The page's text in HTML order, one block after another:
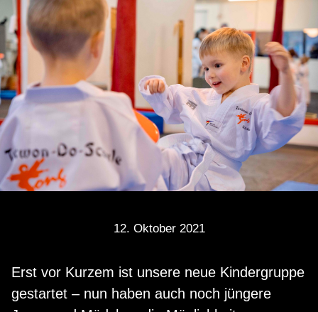
12. Oktober 2021
Erst vor Kurzem ist unsere neue Kindergruppe
gestartet – nun haben auch noch jüngere